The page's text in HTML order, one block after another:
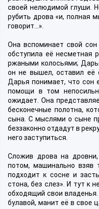
своей нелюдимой глуши.
рубить дрова «и, полная
говорит…».
Она вспоминает свой
обступила её несметная
ржаными колосьями;
он не вышел, оставил её
Дарья понимает, что сон
помощи в том
ожидает. Она
бесконечные полотна,
сына. С мыслями о сыне
беззаконно отдадут в
него заступиться.
Сложив дрова на
потом, машинально взяв
подходит к сосне и
стона, без слез». И тут к
обходящий свои
булавой, манит её в свое